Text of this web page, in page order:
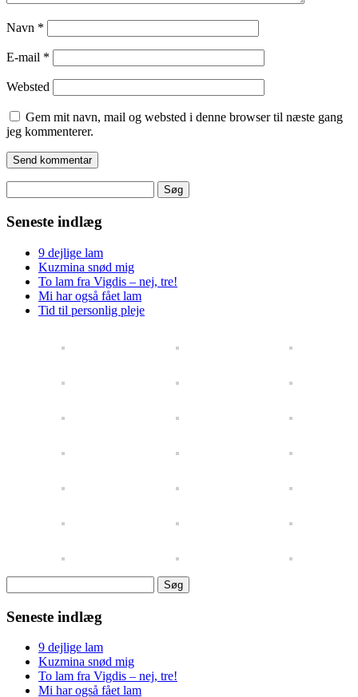
Navn *
E-mail *
Websted
Gem mit navn, mail og websted i denne browser til næste gang
jeg kommenterer.
efter:
Seneste indlæg
9 dejlige lam
Kuzmina snød mig
To lam fra Vigdis – nej, tre!
Mi har også fået lam
Tid til personlig pleje
efter:
Seneste indlæg
9 dejlige lam
Kuzmina snød mig
To lam fra Vigdis – nej, tre!
Mi har også fået lam